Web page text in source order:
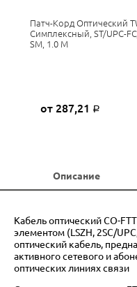
Патч-Корд Оптический
Симплексный, ST/UPC-
SM, 1.0 М
от 287,21 Р
Описание
Кабель оптический CO-
элементом (LSZH, 2SC/
оптический кабель,
активного сетевого и
оптических линиях связи